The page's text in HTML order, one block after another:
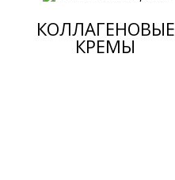
КОЛЛАГЕНОВЫЕ
КРЕМЫ